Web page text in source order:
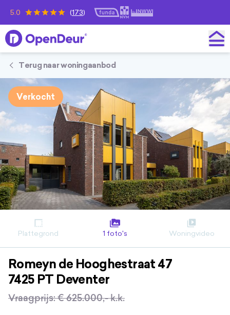
5.0 (173)
OpenDeur
Terug naar woningaanbod
Plattegrond 1 foto's Woningvideo
Verkocht
Romeyn de Hooghestraat 47
7425 PT Deventer
Vraagprijs:€ 625.000,-k.k.